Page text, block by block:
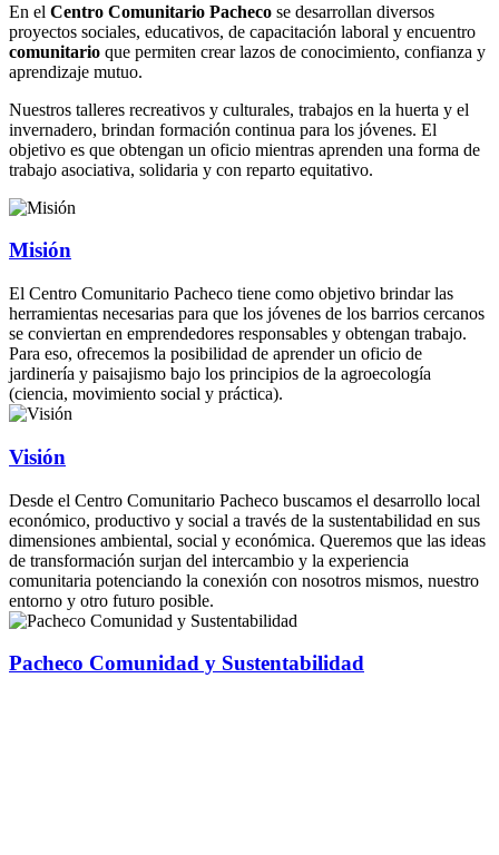
En el Centro Comunitario Pacheco se desarrollan diversos
proyectos sociales, educativos, de capacitación laboral y encuentro
comunitario que permiten crear lazos de conocimiento, confianza y
aprendizaje mutuo.
Nuestros talleres recreativos y culturales, trabajos en la huerta y el
invernadero, brindan formación continua para los jóvenes. El
objetivo es que obtengan un oficio mientras aprenden una forma de
trabajo asociativa, solidaria y con reparto equitativo.
Misión
El Centro Comunitario Pacheco tiene como objetivo brindar las
herramientas necesarias para que los jóvenes de los barrios cercanos
se conviertan en emprendedores responsables y obtengan trabajo.
Para eso, ofrecemos la posibilidad de aprender un oficio de
jardinería y paisajismo bajo los principios de la agroecología
(ciencia, movimiento social y práctica).
Visión
Desde el Centro Comunitario Pacheco buscamos el desarrollo local
económico, productivo y social a través de la sustentabilidad en sus
dimensiones ambiental, social y económica. Queremos que las ideas
de transformación surjan del intercambio y la experiencia
comunitaria potenciando la conexión con nosotros mismos, nuestro
entorno y otro futuro posible.
Pacheco Comunidad y Sustentabilidad